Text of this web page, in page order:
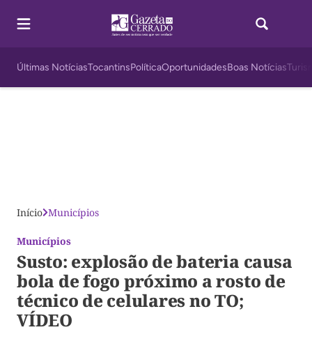
Últimas NotíciasTocantinsPolíticaOportunidadesBoas Notícias
Início Municípios
Municípios
Susto: explosão de bateria causa
bola de fogo próximo a rosto de
técnico de celulares no TO;
VÍDEO